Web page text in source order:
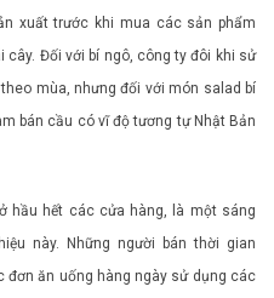
xuất trước khi mua các sản phẩm
cây. Đối với bí ngô, công ty đôi khi sử
mùa, nhưng đối với món salad bí
bán cầu có vĩ độ tương tự Nhật Bản
hầu hết các cửa hàng, là một sáng
này. Những người bán thời gian
đơn ăn uống hàng ngày sử dụng các